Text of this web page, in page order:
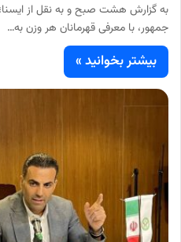
به گزارش هشت صبح و به نقل از
جمهور، با معرفی قهرمانان هر وزن به…
بیشتر بخوانید »